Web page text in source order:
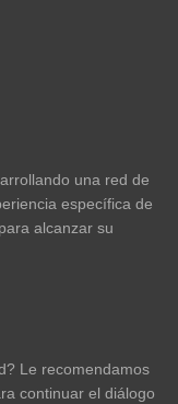
una red de
específica de
alcanzar su
Le recomendamos
continuar el diálogo